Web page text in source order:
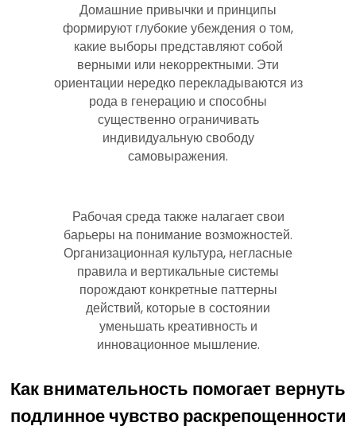
Домашние привычки и принципы
формируют глубокие убеждения о том,
какие выборы представляют собой
верными или некорректными. Эти
ориентации нередко перекладываются из
рода в генерацию и способны
существенно ограничивать
индивидуальную свободу
самовыражения.
Рабочая среда также налагает свои
барьеры на понимание возможностей.
Организационная культура, негласные
правила и вертикальные системы
порождают конкретные паттерны
действий, которые в состоянии
уменьшать креативность и
инновационное мышление.
Как внимательность помогает вернуть
подлинное чувство раскрепощенности